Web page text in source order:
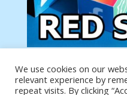
Tu anuncio va aquí
Podemos poner tu
We use cookies on our
relevant experience by
repeat visits. By clicking